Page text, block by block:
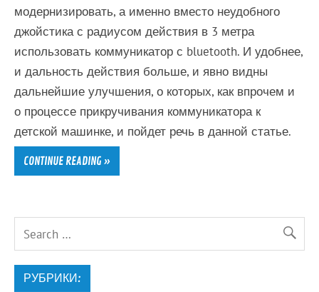
модернизировать, а именно вместо неудобного
джойстика с радиусом действия в 3 метра
использовать коммуникатор с bluetooth. И удобнее,
и дальность действия больше, и явно видны
дальнейшие улучшения, о которых, как впрочем и
о процессе прикручивания коммуникатора к
детской машинке, и пойдет речь в данной статье.
CONTINUE READING »
РУБРИКИ: